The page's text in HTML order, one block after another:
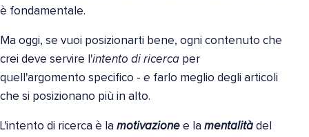
è fondamentale.
Ma oggi, se vuoi posizionarti bene, ogni contenuto che
crei deve servire l'intento di ricerca per
quell'argomento specifico - e farlo meglio degli articoli
che si posizionano più in alto.
L'intento di ricerca è la motivazione e la mentalità del